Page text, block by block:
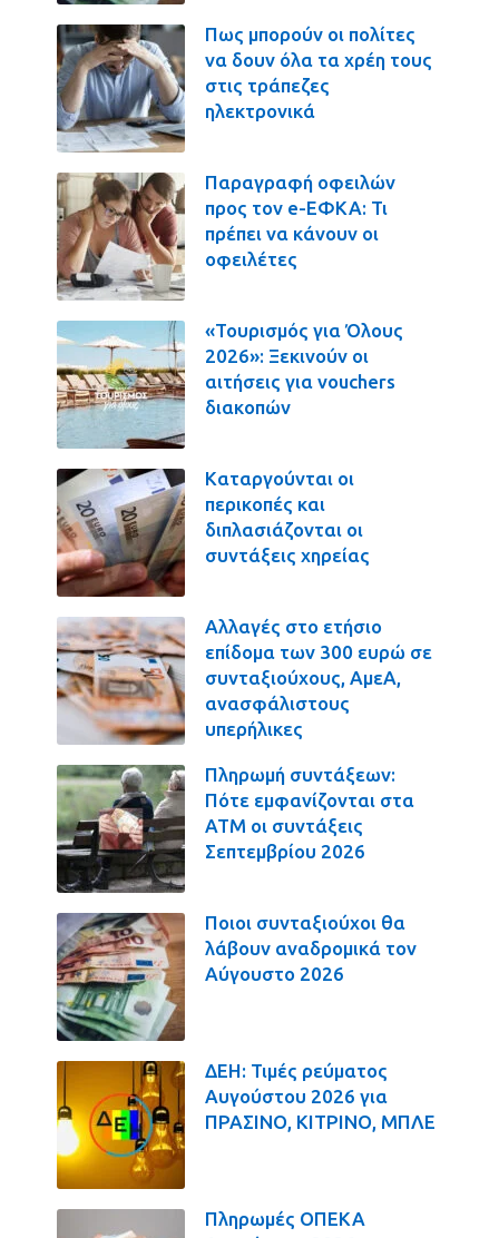
Πως μπορούν οι πολίτες
να δουν όλα τα χρέη τους
στις τράπεζες
ηλεκτρονικά
Παραγραφή οφειλών
προς τον e-ΕΦΚΑ: Τι
πρέπει να κάνουν οι
οφειλέτες
«Τουρισμός για Όλους
2026»: Ξεκινούν οι
αιτήσεις για vouchers
διακοπών
Καταργούνται οι
περικοπές και
διπλασιάζονται οι
συντάξεις χηρείας
Αλλαγές στο ετήσιο
επίδομα των 300 ευρώ σε
συνταξιούχους, ΑμεΑ,
ανασφάλιστους
υπερήλικες
Πληρωμή συντάξεων:
Πότε εμφανίζονται στα
ΑΤΜ οι συντάξεις
Σεπτεμβρίου 2026
Ποιοι συνταξιούχοι θα
λάβουν αναδρομικά τον
Αύγουστο 2026
ΔΕΗ: Τιμές ρεύματος
Αυγούστου 2026 για
ΠΡΑΣΙΝΟ, ΚΙΤΡΙΝΟ, ΜΠΛΕ
Πληρωμές ΟΠΕΚΑ